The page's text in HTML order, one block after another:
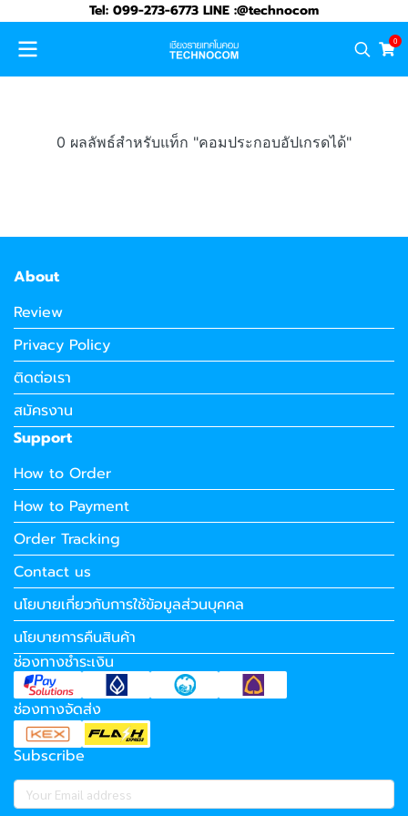
Tel: 099-273-6773 LINE :@technocom
0
0 ผลลัพธ์สำหรับแท็ก "คอมประกอบอัปเกรดได้"
About
Review
Privacy Policy
ติดต่อเรา
สมัครงาน
Support
How to Order
How to Payment
Order Tracking
Contact us
นโยบายเกี่ยวกับการใช้ข้อมูลส่วนบุคคล
นโยบายการคืนสินค้า
ช่องทางชำระเงิน
ช่องทางจัดส่ง
Subscribe